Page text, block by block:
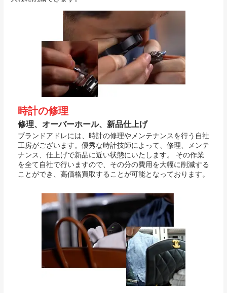
時計の修理
修理、オーバーホール、新品仕上げ
ブランドアドレには、時計の修理やメンテナンスを行う自社
工房がございます。優秀な時計技師によって、修理、メンテ
ナンス、仕上げで新品に近い状態にいたします。 その作業
を全て自社で行いますので、その分の費用を大幅に削減する
ことができ、高価格買取することが可能となっております。